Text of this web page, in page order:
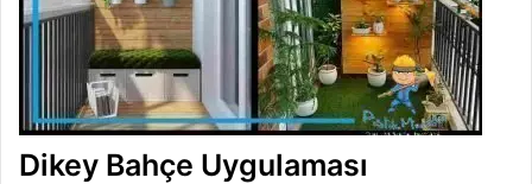
Dikey Bahçe Uygulaması